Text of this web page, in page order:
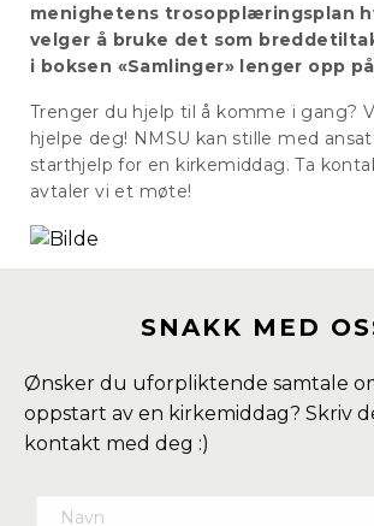
menighetens trosopplæringsplan
velger å bruke det som
i boksen «Samlinger» lenger opp
Trenger du hjelp til å komme i gang?
hjelpe deg! NMSU kan stille med
starthjelp for en kirkemiddag. Ta
avtaler vi et møte!
SNAKK MED
Ønsker du uforpliktende samtale
oppstart av en kirkemiddag? Skriv
kontakt med deg :)